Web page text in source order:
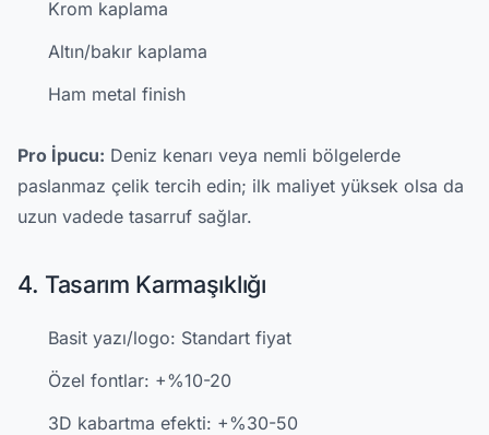
Krom kaplama
Altın/bakır kaplama
Ham metal finish
Pro İpucu: Deniz kenarı veya nemli bölgelerde
paslanmaz çelik tercih edin; ilk maliyet yüksek olsa da
uzun vadede tasarruf sağlar.
4. Tasarım Karmaşıklığı
Basit yazı/logo: Standart fiyat
Özel fontlar: +%10-20
3D kabartma efekti: +%30-50